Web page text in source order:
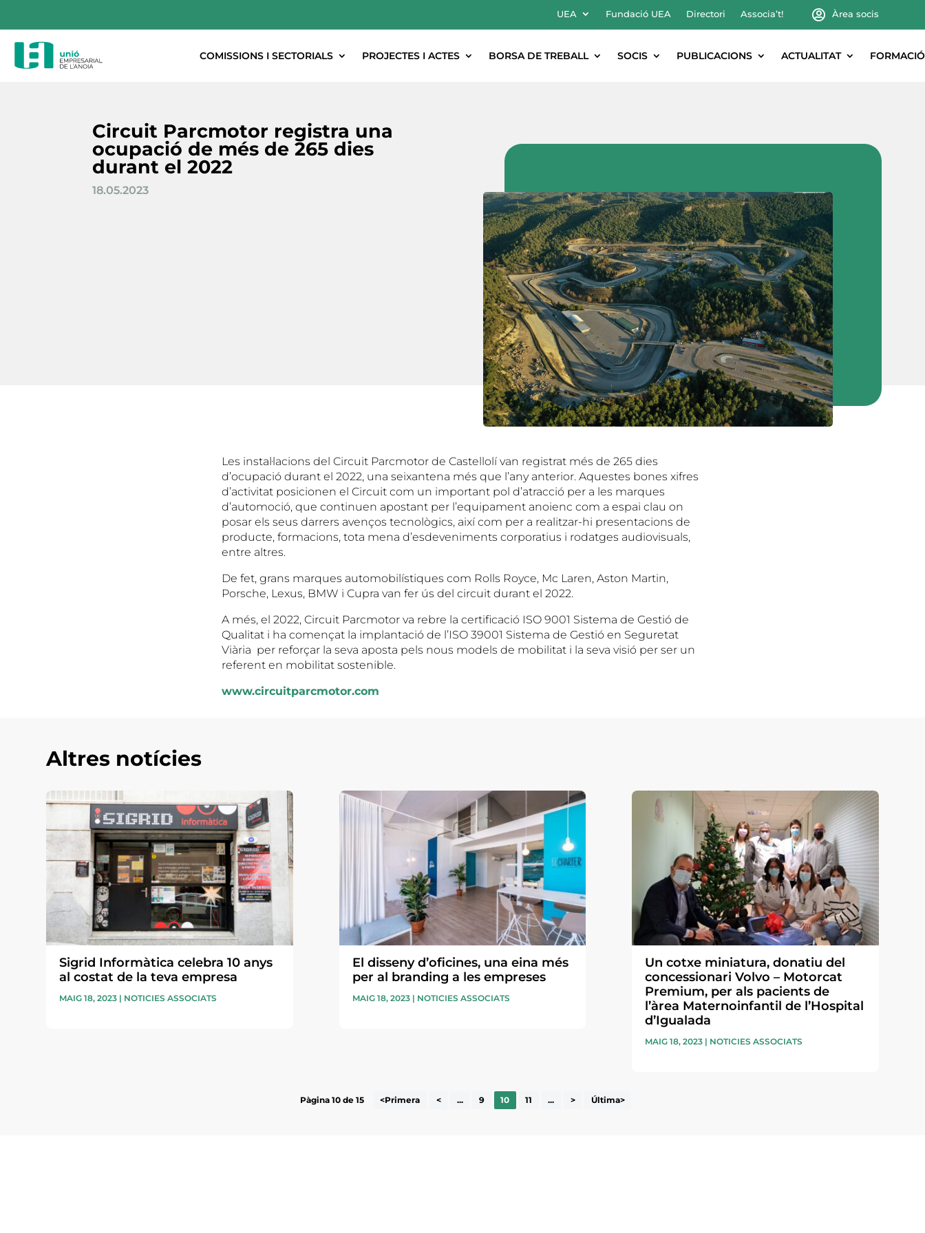
UEA Fundació UEA Directori Associa’t! Àrea socis
COMISSIONS I SECTORIALS PROJECTES I ACTES BORSA DE TREBALL SOCIS PUBLICACIONS ACTUALITAT FORMACIÓ
Circuit Parcmotor registra una
ocupació de més de 265 dies
durant el 2022
18.05.2023
Les instal·lacions del Circuit Parcmotor de Castellolí van registrat més de 265 dies
d’ocupació durant el 2022, una seixantena més que l’any anterior. Aquestes bones xifres
d’activitat posicionen el Circuit com un important pol d’atracció per a les marques
d’automoció, que continuen apostant per l’equipament anoienc com a espai clau on
posar els seus darrers avenços tecnològics, així com per a realitzar-hi presentacions de
producte, formacions, tota mena d’esdeveniments corporatius i rodatges audiovisuals,
entre altres.
De fet, grans marques automobilístiques com Rolls Royce, Mc Laren, Aston Martin,
Porsche, Lexus, BMW i Cupra van fer ús del circuit durant el 2022.
A més, el 2022, Circuit Parcmotor va rebre la certificació ISO 9001 Sistema de Gestió de
Qualitat i ha començat la implantació de l’ISO 39001 Sistema de Gestió en Seguretat
Viària per reforçar la seva aposta pels nous models de mobilitat i la seva visió per ser un
referent en mobilitat sostenible.
www.circuitparcmotor.com
Altres notícies
Sigrid Informàtica celebra 10 anys
al costat de la teva empresa
MAIG 18, 2023 | NOTICIES ASSOCIATS
El disseny d’oficines, una eina més
per al branding a les empreses
MAIG 18, 2023| NOTICIES ASSOCIATS
Un cotxe miniatura, donatiu del
concessionari Volvo – Motorcat
Premium, per als pacients de
l’àrea Maternoinfantil de l’Hospital
d’Igualada
MAIG 18, 2023| NOTICIES ASSOCIATS
Pàgina 10 de 15 <Primera < ... 9 10 11 ... > Última>